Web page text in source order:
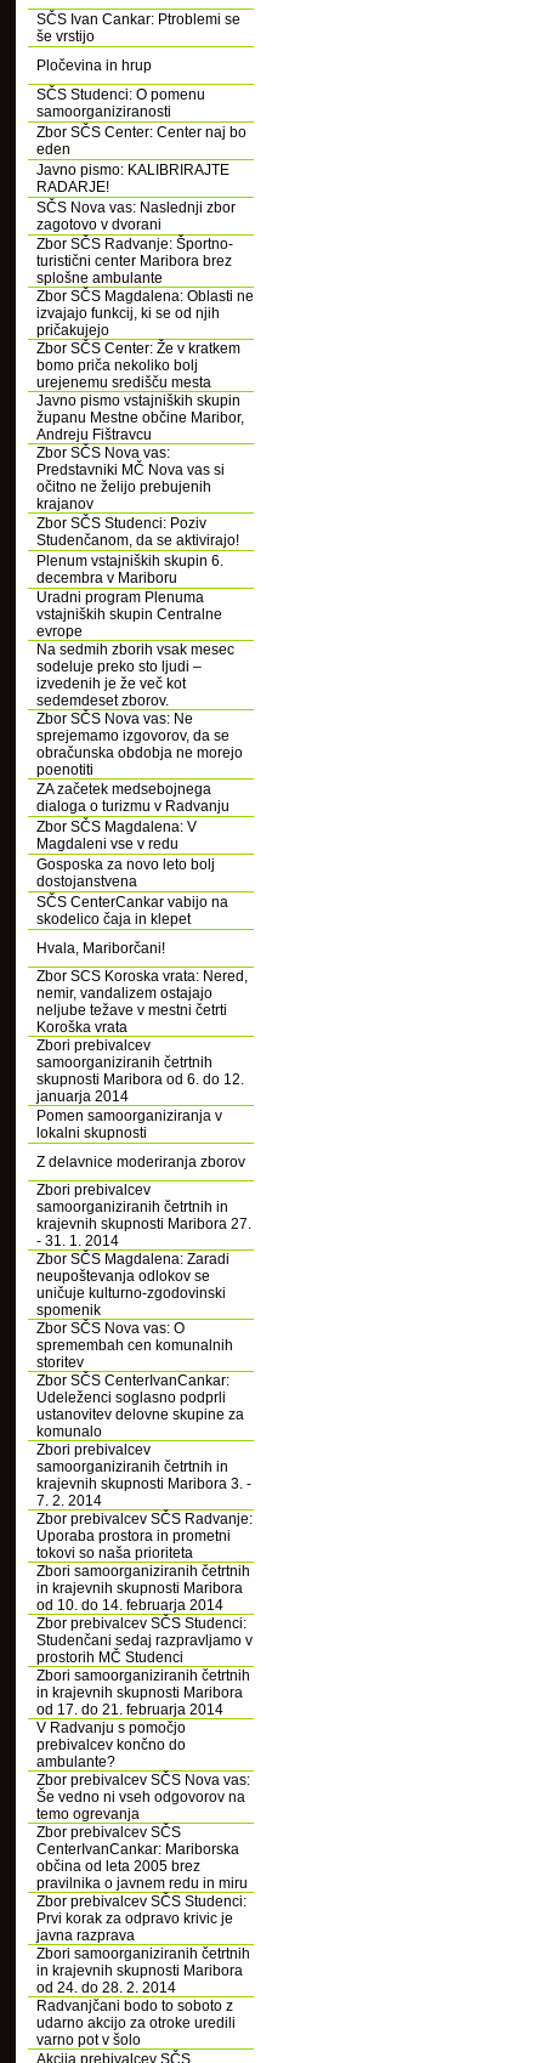
SČS Ivan Cankar: Ptroblemi se
še vrstijo
Pločevina in hrup
SČS Studenci: O pomenu
samoorganiziranosti
Zbor SČS Center: Center naj bo
eden
Javno pismo: KALIBRIRAJTE
RADARJE!
SČS Nova vas: Naslednji zbor
zagotovo v dvorani
Zbor SČS Radvanje: Športno-
turistični center Maribora brez
splošne ambulante
Zbor SČS Magdalena: Oblasti ne
izvajajo funkcij, ki se od njih
pričakujejo
Zbor SČS Center: Že v kratkem
bomo priča nekoliko bolj
urejenemu središču mesta
Javno pismo vstajniških skupin
županu Mestne občine Maribor,
Andreju Fištravcu
Zbor SČS Nova vas:
Predstavniki MČ Nova vas si
očitno ne želijo prebujenih
krajanov
Zbor SČS Studenci: Poziv
Studenčanom, da se aktivirajo!
Plenum vstajniških skupin 6.
decembra v Mariboru
Uradni program Plenuma
vstajniških skupin Centralne
evrope
Na sedmih zborih vsak mesec
sodeluje preko sto ljudi –
izvedenih je že več kot
sedemdeset zborov.
Zbor SČS Nova vas: Ne
sprejemamo izgovorov, da se
obračunska obdobja ne morejo
poenotiti
ZA začetek medsebojnega
dialoga o turizmu v Radvanju
Zbor SČS Magdalena: V
Magdaleni vse v redu
Gosposka za novo leto bolj
dostojanstvena
SČS CenterCankar vabijo na
skodelico čaja in klepet
Hvala, Mariborčani!
Zbor SCS Koroska vrata: Nered,
nemir, vandalizem ostajajo
neljube težave v mestni četrti
Koroška vrata
Zbori prebivalcev
samoorganiziranih četrtnih
skupnosti Maribora od 6. do 12.
januarja 2014
Pomen samoorganiziranja v
lokalni skupnosti
Z delavnice moderiranja zborov
Zbori prebivalcev
samoorganiziranih četrtnih in
krajevnih skupnosti Maribora 27.
- 31. 1. 2014
Zbor SČS Magdalena: Zaradi
neupoštevanja odlokov se
uničuje kulturno-zgodovinski
spomenik
Zbor SČS Nova vas: O
spremembah cen komunalnih
storitev
Zbor SČS CenterIvanCankar:
Udeleženci soglasno podprli
ustanovitev delovne skupine za
komunalo
Zbori prebivalcev
samoorganiziranih četrtnih in
krajevnih skupnosti Maribora 3. -
7. 2. 2014
Zbor prebivalcev SČS Radvanje:
Uporaba prostora in prometni
tokovi so naša prioriteta
Zbori samoorganiziranih četrtnih
in krajevnih skupnosti Maribora
od 10. do 14. februarja 2014
Zbor prebivalcev SČS Studenci:
Studenčani sedaj razpravljamo v
prostorih MČ Studenci
Zbori samoorganiziranih četrtnih
in krajevnih skupnosti Maribora
od 17. do 21. februarja 2014
V Radvanju s pomočjo
prebivalcev končno do
ambulante?
Zbor prebivalcev SČS Nova vas:
Še vedno ni vseh odgovorov na
temo ogrevanja
Zbor prebivalcev SČS
CenterIvanCankar: Mariborska
občina od leta 2005 brez
pravilnika o javnem redu in miru
Zbor prebivalcev SČS Studenci:
Prvi korak za odpravo krivic je
javna razprava
Zbori samoorganiziranih četrtnih
in krajevnih skupnosti Maribora
od 24. do 28. 2. 2014
Radvanjčani bodo to soboto z
udarno akcijo za otroke uredili
varno pot v šolo
Akcija prebivalcev SČS